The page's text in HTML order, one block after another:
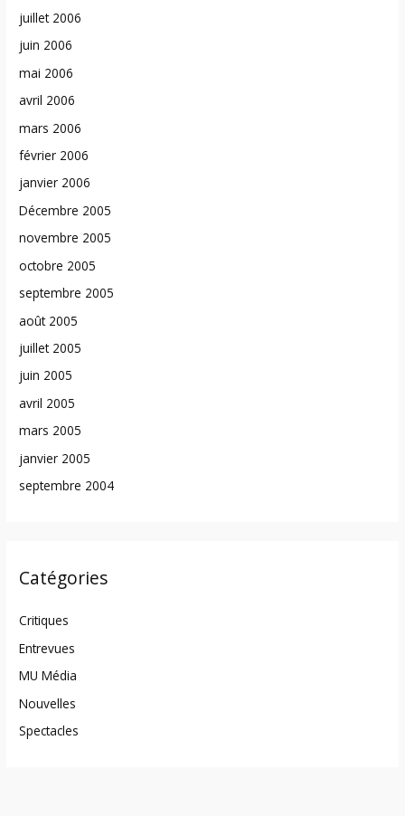
juillet 2006
juin 2006
mai 2006
avril 2006
mars 2006
février 2006
janvier 2006
Décembre 2005
novembre 2005
octobre 2005
septembre 2005
août 2005
juillet 2005
juin 2005
avril 2005
mars 2005
janvier 2005
septembre 2004
Catégories
Critiques
Entrevues
MU Média
Nouvelles
Spectacles